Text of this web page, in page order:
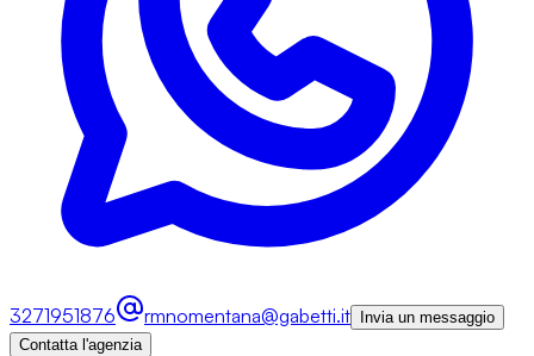
3271951876 rmnomentana@gabetti.it
Invia un messaggio
Contatta l'agenzia